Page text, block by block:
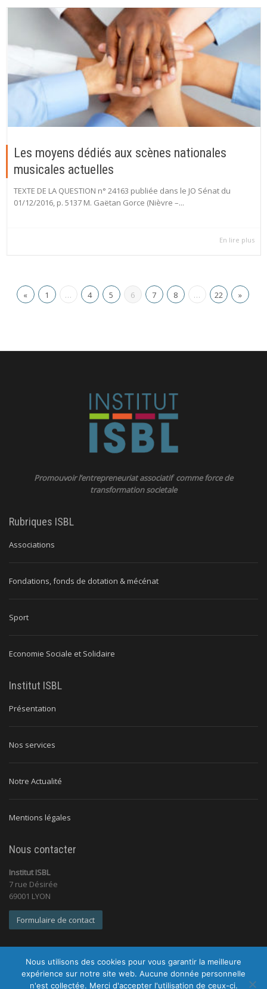
Les moyens dédiés aux scènes nationales
musicales actuelles
TEXTE DE LA QUESTION n° 24163 publiée dans le JO Sénat du
01/12/2016, p. 5137 M. Gaëtan Gorce (Nièvre –...
En lire plus
« 1 … 4 5 6 7 8 … 22 »
Promouvoir l’entrepreneuriat associatif comme force de
transformation societale
Rubriques ISBL
Associations
Fondations, fonds de dotation & mécénat
Sport
Economie Sociale et Solidaire
Institut ISBL
Présentation
Nos services
Notre Actualité
Mentions légales
Nous contacter
Institut ISBL
7 rue Désirée
69001 LYON
Formulaire de contact
Nous utilisons des cookies pour vous garantir la meilleure
expérience sur notre site web. Aucune donnée personnelle
n'est collectée. Merci d'accepter l'utilisation de ceux-ci.